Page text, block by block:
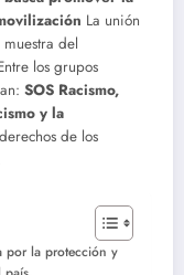
La unión
del
los grupos
SOS Racismo,
y la
de los
por la protección y